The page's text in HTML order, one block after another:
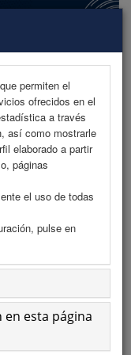
permiten el
ofrecidos en el
a través
así como mostrarle
elaborado a partir
páginas
el uso de todas
pulse en
en esta página